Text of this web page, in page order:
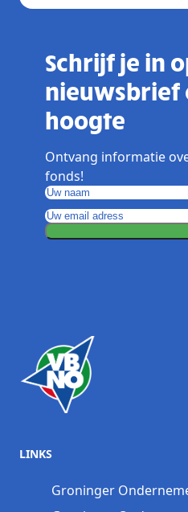
Schrijf je in
nieuwsbrief
hoogte
Ontvang informatie
fonds!
LINKS
Groninger